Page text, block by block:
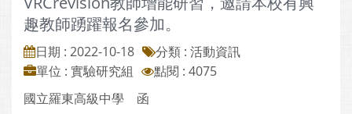
趣教師踴躍報名參加。
日期 : 2022-10-18
分類 : 活動資訊
單位 : 實驗研究組
點閱 : 4075
國立羅東高級中學 函